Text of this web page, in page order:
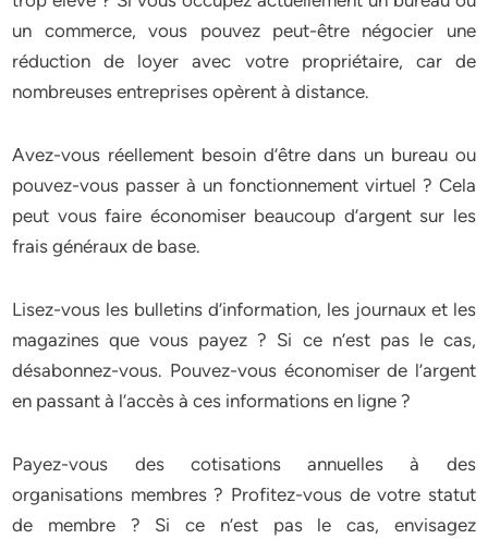
un commerce, vous pouvez peut-être négocier une
réduction de loyer avec votre propriétaire, car de
nombreuses entreprises opèrent à distance.
Avez-vous réellement besoin d’être dans un bureau ou
pouvez-vous passer à un fonctionnement virtuel ? Cela
peut vous faire économiser beaucoup d’argent sur les
frais généraux de base.
Lisez-vous les bulletins d’information, les journaux et les
magazines que vous payez ? Si ce n’est pas le cas,
désabonnez-vous. Pouvez-vous économiser de l’argent
en passant à l’accès à ces informations en ligne ?
Payez-vous des cotisations annuelles à des
organisations membres ? Profitez-vous de votre statut
de membre ? Si ce n’est pas le cas, envisagez